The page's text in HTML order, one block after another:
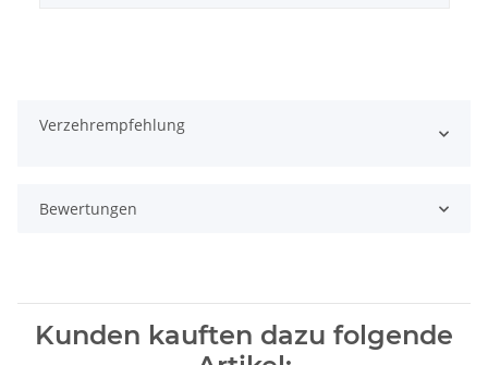
Verzehrempfehlung
Bewertungen
Kunden kauften dazu folgende